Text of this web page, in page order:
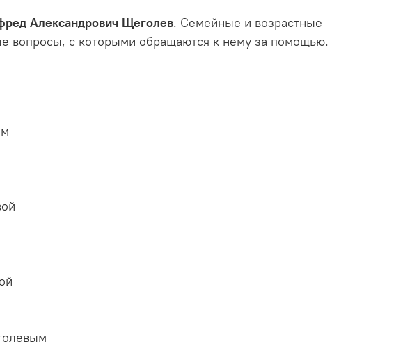
Александрович Щеголев. Семейные и возрастные
вопросы, с которыми обращаются к нему за помощью.